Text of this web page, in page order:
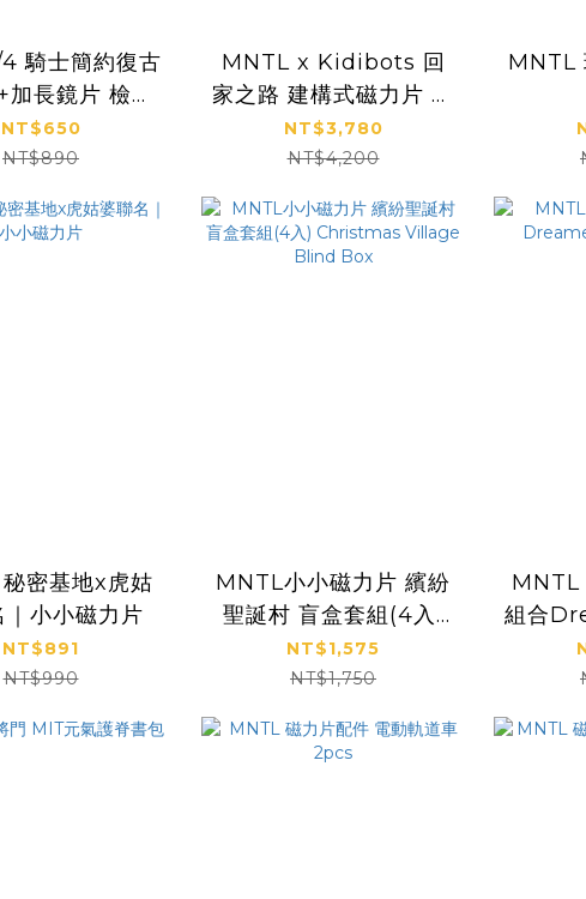
騎士簡約復古
加長鏡片 檢驗
合格
NT$650
NT$890
MNTL x Kidibots 回
家之路 建構式磁力片 機
器人
NT$3,780
NT$4,200
MNTL
密基地x虎姑
｜小小磁力片
NT$891
NT$990
MNTL小小磁力片 繽紛
聖誕村 盲盒套組(4入)
Christmas Village
Blind Box
NT$1,575
NT$1,750
MNTL
組合